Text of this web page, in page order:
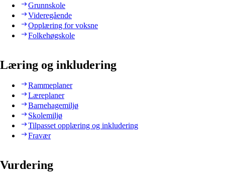
Grunnskole
Videregående
Opplæring for voksne
Folkehøgskole
Læring og inkludering
Rammeplaner
Læreplaner
Barnehagemiljø
Skolemiljø
Tilpasset opplæring og inkludering
Fravær
Vurdering